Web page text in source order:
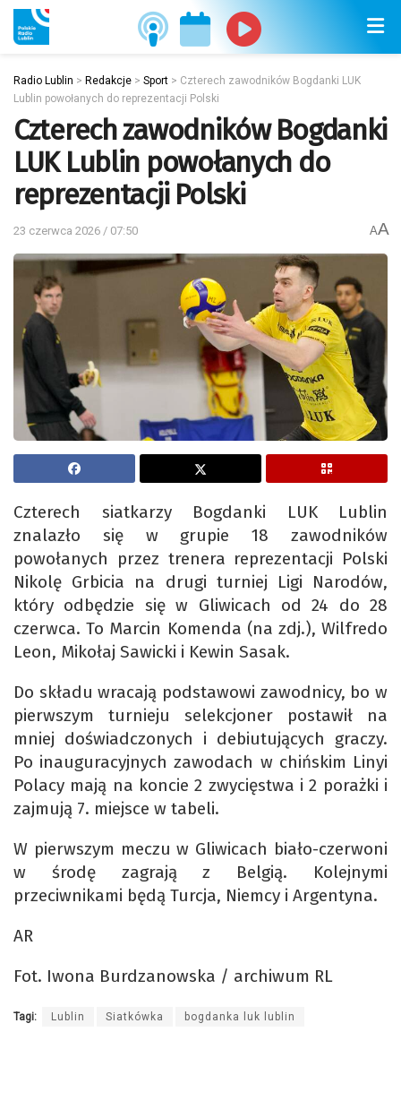
Radio Lublin > Redakcje > Sport > Czterech zawodników Bogdanki LUK
Lublin powołanych do reprezentacji Polski
Czterech zawodników Bogdanki
LUK Lublin powołanych do
reprezentacji Polski
23 czerwca 2026 / 07:50 AA
Czterech siatkarzy Bogdanki LUK Lublin
znalazło się w grupie 18 zawodników
powołanych przez trenera reprezentacji Polski
Nikolę Grbicia na drugi turniej Ligi Narodów,
który odbędzie się w Gliwicach od 24 do 28
czerwca. To Marcin Komenda (na zdj.), Wilfredo
Leon, Mikołaj Sawicki i Kewin Sasak.
Do składu wracają podstawowi zawodnicy, bo w
pierwszym turnieju selekcjoner postawił na
mniej doświadczonych i debiutujących graczy.
Po inauguracyjnych zawodach w chińskim Linyi
Polacy mają na koncie 2 zwycięstwa i 2 porażki i
zajmują 7. miejsce w tabeli.
W pierwszym meczu w Gliwicach biało-czerwoni
w środę zagrają z Belgią. Kolejnymi
przeciwnikami będą Turcja, Niemcy i Argentyna.
AR
Fot. Iwona Burdzanowska / archiwum RL
Tagi: Lublin Siatkówka bogdanka luk lublin